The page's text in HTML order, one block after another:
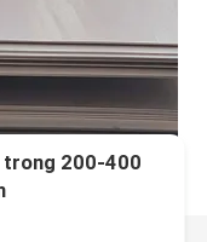
trong 200-400